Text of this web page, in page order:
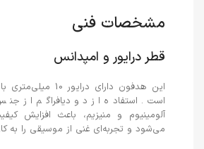
مشخصات فنی
قطر درایور و امپدانس
است. استفاده از دو دیافراگم از جنس
آلومینیوم و منیزیم، باعث افزایش
می‌شود و تجربه‌ای غنی از موسیقی را به